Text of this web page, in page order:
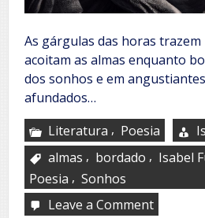
As gárgulas das horas
acoitam as almas enquanto
dos sonhos e em
afundados…
Literatura , Poesia
almas , bordado , Isabel
Poesia , Sonhos
Leave a Commenton